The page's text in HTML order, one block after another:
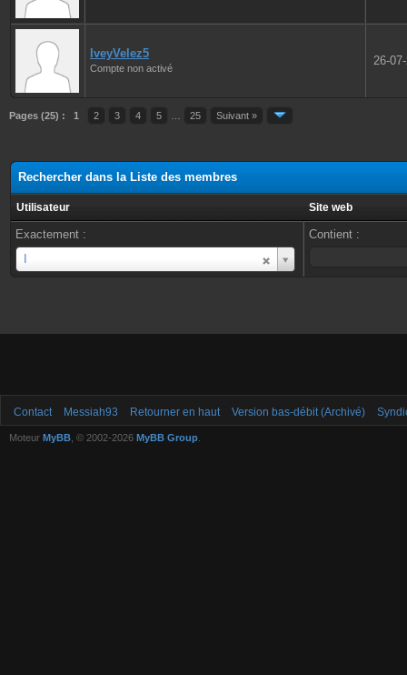
IveyVelez5
Compte non activé
26-
Pages (25) : 1 2 3 4 5 25 Suivant »
Rechercher dans la Liste des membres
Utilisateur Site web
Exactement :
Utilisateur
Contient :
Contact Messiah93 Retourner en haut Version bas-débit (Archivé)
Moteur MyBB , © 2002-2026 MyBB Group